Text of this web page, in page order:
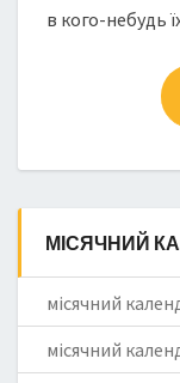
в кого-небудь
МІСЯЧНИЙ
місячний
місячний